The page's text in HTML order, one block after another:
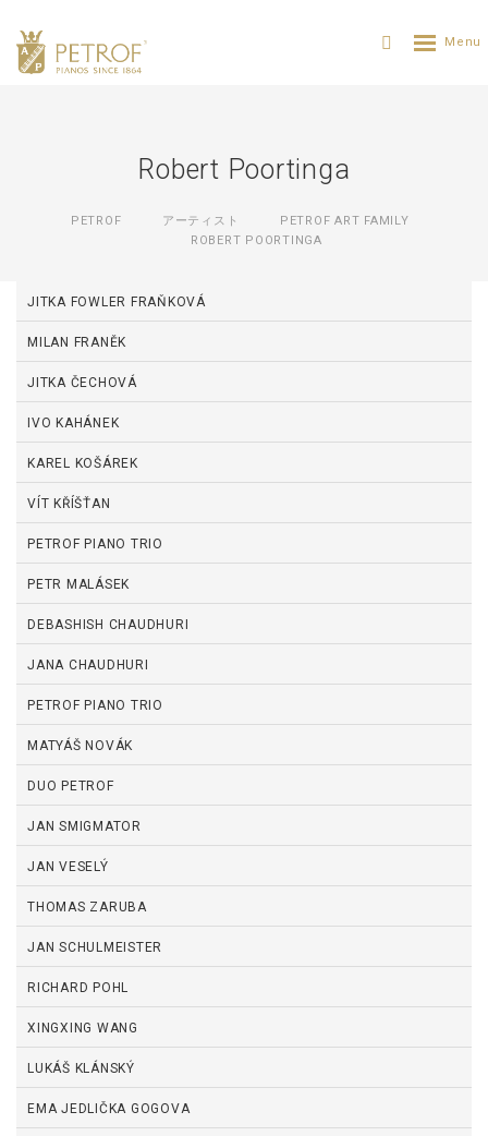
Robert Poortinga
PETROF アーティスト
PETROF ART FAMILY
ROBERT POORTINGA
JITKA FOWLER FRAŇKOVÁ
MILAN FRANĚK
JITKA ČECHOVÁ
IVO KAHÁNEK
KAREL KOŠÁREK
VÍT KŘÍŠŤAN
PETROF PIANO TRIO
PETR MALÁSEK
DEBASHISH CHAUDHURI
JANA CHAUDHURI
PETROF PIANO TRIO
MATYÁŠ NOVÁK
DUO PETROF
JAN SMIGMATOR
JAN VESELÝ
THOMAS ZARUBA
JAN SCHULMEISTER
RICHARD POHL
XINGXING WANG
LUKÁŠ KLÁNSKÝ
EMA JEDLIČKA GOGOVA